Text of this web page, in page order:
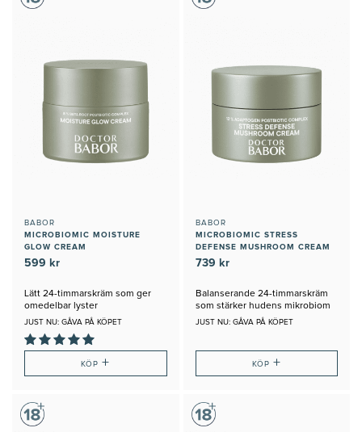
BABOR
MICROBIOMIC MOISTURE
GLOW CREAM
599 kr
Lätt 24-timmarskräm som ger
omedelbar lyster
JUST NU: GÅVA PÅ KÖPET
KÖP+
BABOR
MICROBIOMIC STRESS
DEFENSE MUSHROOM CREAM
739 kr
Balanserande 24-timmarskräm
som stärker hudens mikrobiom
JUST NU: GÅVA PÅ KÖPET
KÖP +